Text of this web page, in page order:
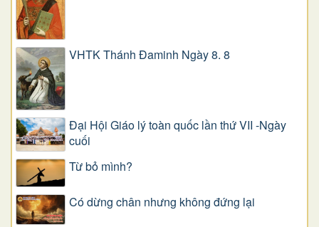
VHTK Thánh Đaminh Ngày 8. 8
Đại Hội Giáo lý toàn quốc lần thứ VII -Ngày
cuối
Từ bỏ mình?
Có dừng chân nhưng không đứng lại